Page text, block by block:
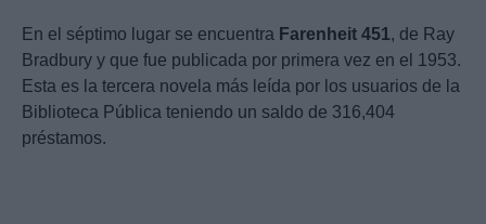
En el séptimo lugar se encuentra Farenheit 451, de Ray
Bradbury y que fue publicada por primera vez en el 1953.
Esta es la tercera novela más leída por los usuarios de la
Biblioteca Pública teniendo un saldo de 316,404
préstamos.